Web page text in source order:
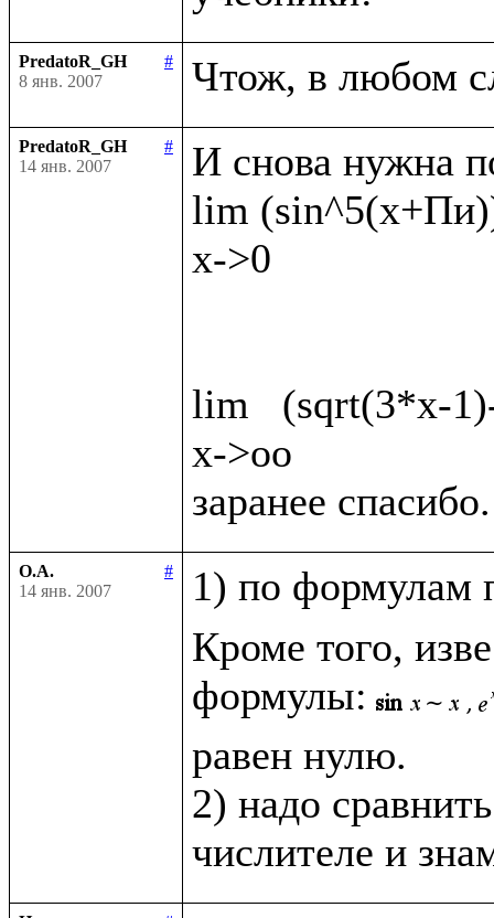
PredatoR_GH
#
8 янв. 2007
PredatoR_GH
#
14 янв. 2007
И снова нужна
lim
x->0
lim   (sqrt(3*x-
x->oo
О.А.
#
14 янв. 2007
1) по формулам
Кроме того,
формулы:
равен нулю.
2) надо